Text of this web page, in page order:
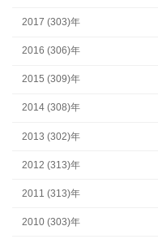
2017 (303)年
2016 (306)年
2015 (309)年
2014 (308)年
2013 (302)年
2012 (313)年
2011 (313)年
2010 (303)年